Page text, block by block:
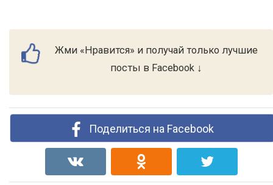
Жми «Нравится» и получай только лучшие
посты в Facebook ↓
Поделиться на Facebook